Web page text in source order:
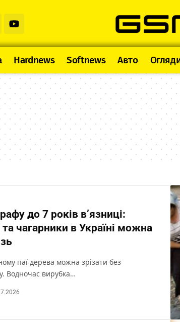
Hardnews Softnews Авто
до 7 років в’язниці:
чагарники в Україні можна
паї дерева можна зрізати без
Водночас вирубка…